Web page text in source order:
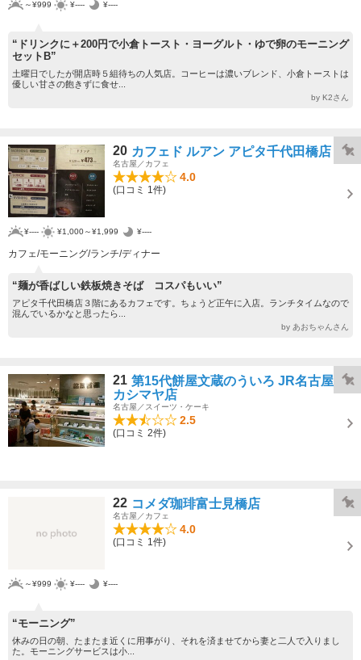
～¥999 ¥---- ¥----
“ドリンクに＋200円で小倉トースト・ヨーグルト・ゆで卵のモーニング
セットB”
土曜日でしたが開店時５組待ちの人気店。コーヒーは濃いブレンド、小倉トーストは
優しい甘さの飽きずに食せ...
by K2さん
20 カフェド ルアン アピタ千代田橋店
名古屋／カフェ
4.0
(口コミ 1件)
¥---- ¥1,000～¥1,999 ¥----
カフェ/モーニング/ランチ/ディナー
“麺が香ばしい鉄板焼きそば コスパもいい”
アピタ千代田橋店３階にあるカフェです。ちょうど正午に入店。ランチタイムなので
混んでいるかなと思ったら...
by あおちゃんさん
21 第15代餅屋文蔵のういろ JR名古屋タ
カシマヤ店
名古屋／スイーツ・ケーキ
2.5
(口コミ 2件)
22 コメダ珈琲富士見橋店
名古屋／カフェ
4.0
(口コミ 1件)
～¥999 ¥---- ¥----
“モーニング”
休みの日の朝、たまたま近くに用事がり、それを済ませてから妻と二人で入りまし
た。モーニングサービスは小...